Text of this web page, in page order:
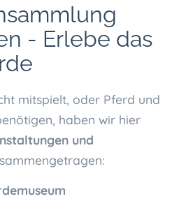
- Erlebe das
mitspielt, oder Pferd und
haben wir hier
und